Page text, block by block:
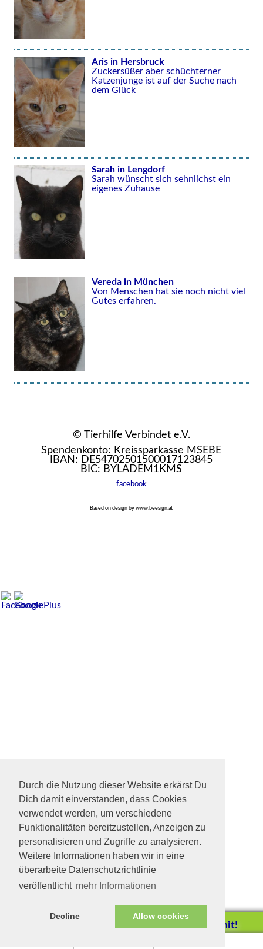
Durch die Nutzung dieser Website erkärst Du
Dich damit einverstanden, dass Cookies
verwendet werden, um verschiedene
Funktionalitäten bereitzustellen, Anzeigen zu
personalisieren und Zugriffe zu analysieren.
Weitere Informationen haben wir in eine
überarbeite Datenschutzrichtlinie
veröffentlicht mehr Informationen
Decline Allow cookies
Aris in Hersbruck
Zuckersüßer aber schüchterner
Katzenjunge ist auf der Suche nach
dem Glück
Sarah in Lengdorf
Sarah wünscht sich sehnlichst ein
eigenes Zuhause
Vereda in München
Von Menschen hat sie noch nicht viel
Gutes erfahren.
© Tierhilfe Verbindet e.V.
Spendenkonto: Kreissparkasse MSEBE
IBAN: DE54702501500017123845
BIC: BYLADEM1KMS
facebook
Based on design by www.beesign.at
Helfen Sie mit!